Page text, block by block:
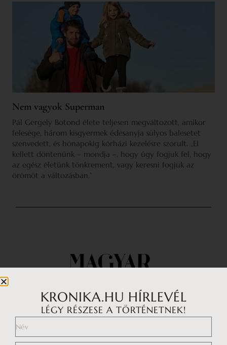
Nem vagyok Superman
Pál Gergely Botond élete teljesen megváltozott, amikor
felesége, három kisgyermek édesanyja súlyos balesetet
szenvedett, és hónapokig kórházi kezelésre szorult. „El
kellett döntenünk – mondja –, hogy úgy fogjuk fel, hogy
az egész életünk tönkrement, vagy keresni fogjuk az
örömöt a változásban.”
KRONIKA.HU HÍRLEVÉL
LÉGY RÉSZESE A TÖRTÉNETNEK!